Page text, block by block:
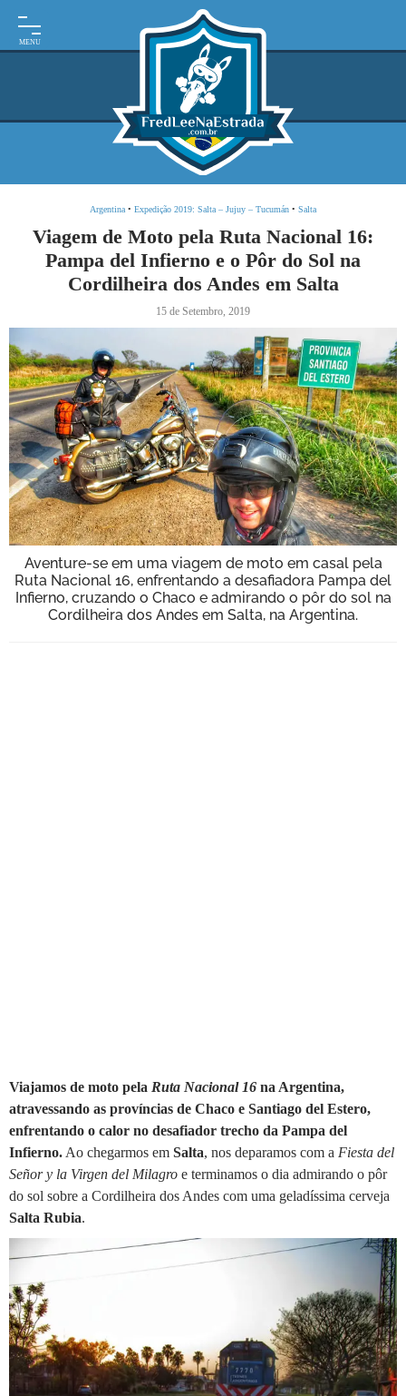
INÍCIO
URUGUAI
VIAGEM
MAPAS
RODOVIÁRIOS
E-
BOOK
VÍDEOS
Argentina • Expedição 2019: Salta – Jujuy – Tucumán • Salta
Viagem de Moto pela Ruta Nacional 16:
Pampa del Infierno e o Pôr do Sol na
Cordilheira dos Andes em Salta
15 de Setembro, 2019
Aventure-se em uma viagem de moto em casal pela
Ruta Nacional 16, enfrentando a desafiadora Pampa del
Infierno, cruzando o Chaco e admirando o pôr do sol na
Cordilheira dos Andes em Salta, na Argentina.
Viajamos de moto pela Ruta Nacional 16 na Argentina,
atravessando as províncias de Chaco e Santiago del Estero,
enfrentando o calor no desafiador trecho da Pampa del
Infierno. Ao chegarmos em Salta, nos deparamos com a Fiesta del
Señor y la Virgen del Milagro e terminamos o dia admirando o pôr
do sol sobre a Cordilheira dos Andes com uma geladíssima cerveja
Salta Rubia.